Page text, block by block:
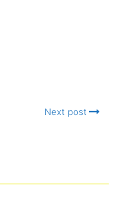
Next post